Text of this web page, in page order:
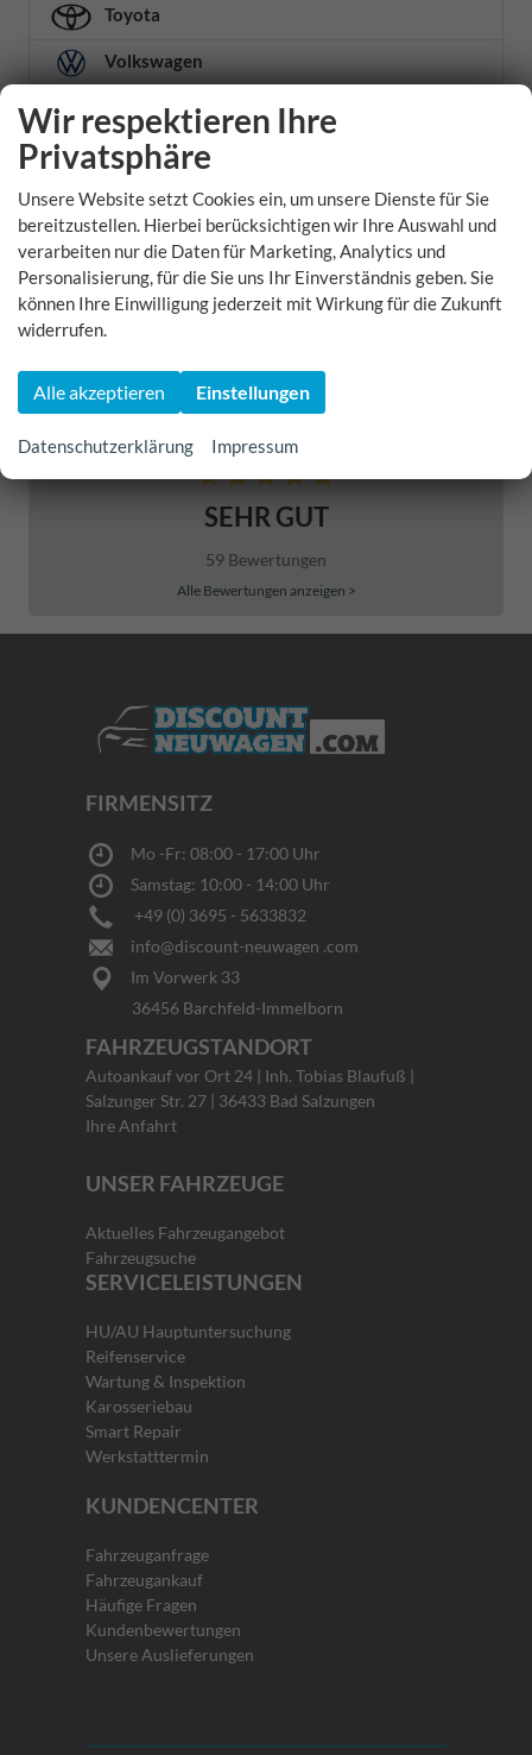
Toyota
Volkswagen
Weitere
Xpeng
Zhidou
5,0
SEHR GUT
59 Bewertungen
Alle Bewertungen anzeigen >
FIRMENSITZ
Mo -Fr: 08:00 - 17:00 Uhr
Samstag: 10:00 - 14:00 Uhr
+49 (0) 3695 - 5633832
info@discount-neuwagen .com
Im Vorwerk 33
36456 Barchfeld-Immelborn
FAHRZEUGSTANDORT
Autoankauf vor Ort 24 | Inh. Tobias Blaufuß |
Salzunger Str. 27 | 36433 Bad Salzungen
Ihre Anfahrt
UNSER FAHRZEUGE
Aktuelles Fahrzeugangebot
Fahrzeugsuche
SERVICELEISTUNGEN
HU/AU Hauptuntersuchung
Reifenservice
Wartung & Inspektion
Karosseriebau
Smart Repair
Werkstatttermin
KUNDENCENTER
Fahrzeuganfrage
Fahrzeugankauf
Häufige Fragen
Kundenbewertungen
Unsere Auslieferungen
Wir respektieren Ihre
Privatsphäre
Unsere Website setzt Cookies ein, um unsere Dienste für Sie
bereitzustellen. Hierbei berücksichtigen wir Ihre Auswahl und
verarbeiten nur die Daten für Marketing, Analytics und
Personalisierung, für die Sie uns Ihr Einverständnis geben. Sie
können Ihre Einwilligung jederzeit mit Wirkung für die Zukunft
widerrufen.
Alle akzeptieren Einstellungen
Datenschutzerklärung Impressum